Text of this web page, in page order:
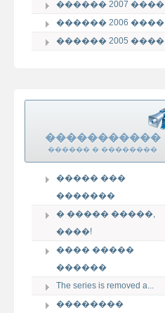
������ 2007 ����
������ 2006 ����
������ 2005 ����
�����������
������ � ��������
����� ���
�������
� ����� �����,
����!
���� �����
������
The series is removed a...
��������